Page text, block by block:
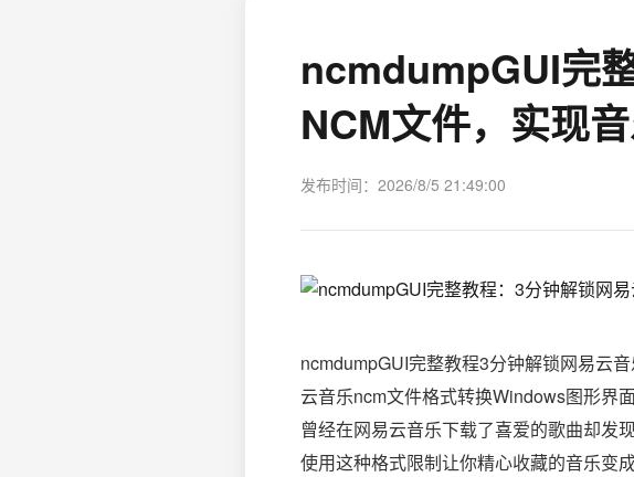
ncmdumpGUI完
NCM文件，实现
发布时间：2026/8/5 21:49:00
ncmdumpGUI完整教程3分钟解锁网易云
云音乐ncm文件格式转换Windows图形界
曾经在网易云音乐下载了喜爱的歌曲却发
使用这种格式限制让你精心收藏的音乐